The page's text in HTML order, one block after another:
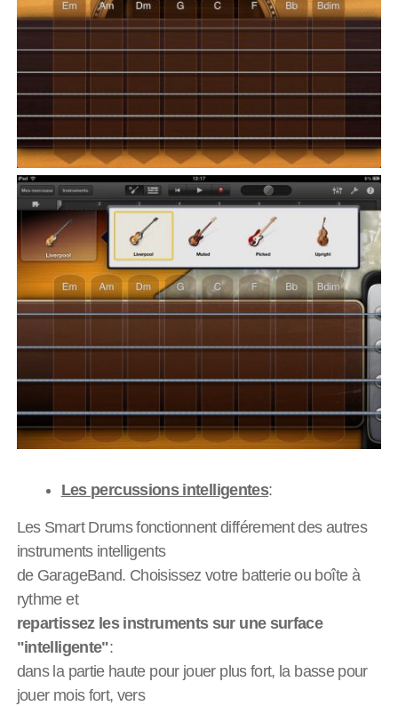
Les percussions intelligentes:
Les Smart Drums fonctionnent différement des autres
instruments intelligents
de GarageBand. Choisissez votre batterie ou boîte à
rythme et
repartissez les instruments sur une surface
"intelligente":
dans la partie haute pour jouer plus fort, la basse pour
jouer mois fort, vers